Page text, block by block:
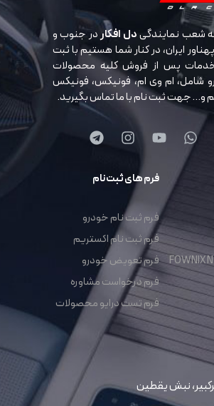
شعب نمایندگیدل افکاردر جنوب و
ایران، در کنار شما هستیم با ثبت
خدمات پس از فروش کلیه محصولات
شامل، ام وی ام، فونیکس، فونیکس
فرم های ثبت نام
فرم ثبت نام خودرو
فرم ثبت نام اکستریم
فرم تعویض خودرو
فرم درخواست مشاوره
فرم تست درایو محصولات
نبش یقطین